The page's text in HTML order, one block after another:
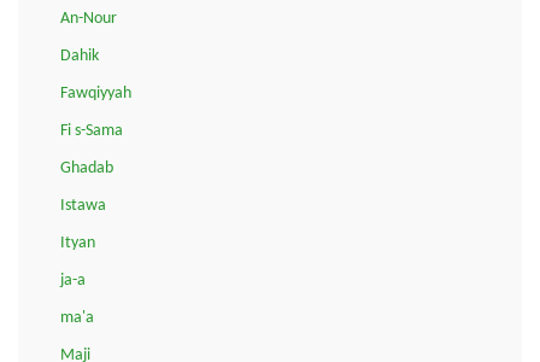
An-Nour
Dahik
Fawqiyyah
Fi s-Sama
Ghadab
Istawa
Ityan
ja-a
ma'a
Maji